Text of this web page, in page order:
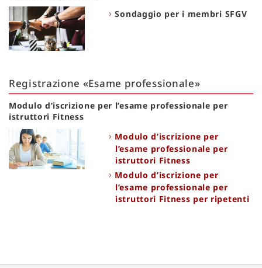
Sondaggio per i membri SFGV
Registrazione «Esame professionale»
Modulo d’iscrizione per l’esame professionale per
istruttori Fitness
Modulo d’iscrizione per
l’esame professionale per
istruttori Fitness
Modulo d’iscrizione per
l’esame professionale per
istruttori Fitness per ripetenti